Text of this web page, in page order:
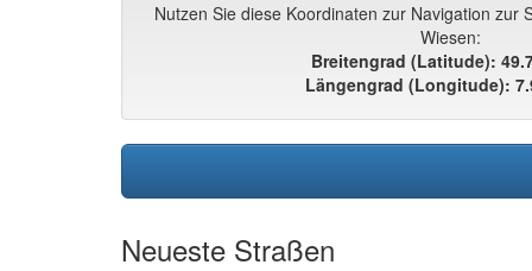
Nutzen Sie diese Koordinaten zur Navigation zur
Wiesen:
Breitengrad (Latitude):
Längengrad (Longitude):
Neueste Straßen